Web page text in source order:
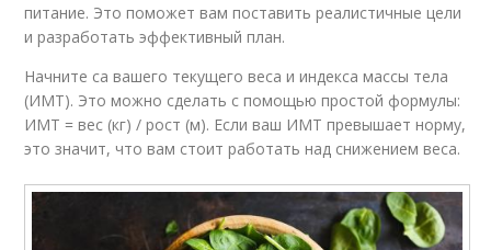
питание. Это поможет вам поставить реалистичные цели
и разработать эффективный план.
Начните са вашего текущего веса и индекса массы тела
(ИМТ). Это можно сделать с помощью простой формулы:
ИМТ = вес (кг) / рост (м). Если ваш ИМТ превышает норму,
это значит, что вам стоит работать над снижением веса.